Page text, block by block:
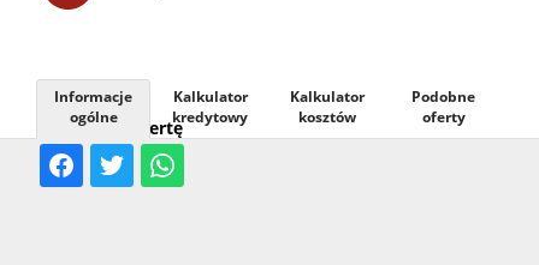
Udostępnij ofertę
Informacje
ogólne
Kalkulator
kredytowy
Kalkulator
kosztów
Podobne
oferty